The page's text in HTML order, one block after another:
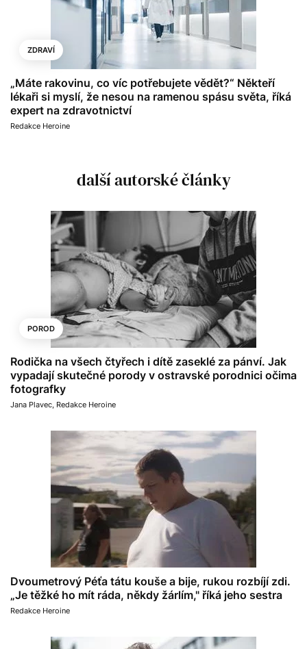
ZDRAVÍ
„Máte rakovinu, co víc potřebujete vědět?“ Někteří
lékaři si myslí, že nesou na ramenou spásu světa, říká
expert na zdravotnictví
Redakce Heroine
další autorské články
POROD
Rodička na všech čtyřech i dítě zaseklé za pánví. Jak
vypadají skutečné porody v ostravské porodnici očima
fotografky
Jana Plavec, Redakce Heroine
Dvoumetrový Péťa tátu kouše a bije, rukou rozbíjí zdi.
„Je těžké ho mít ráda, někdy žárlím," říká jeho sestra
Redakce Heroine